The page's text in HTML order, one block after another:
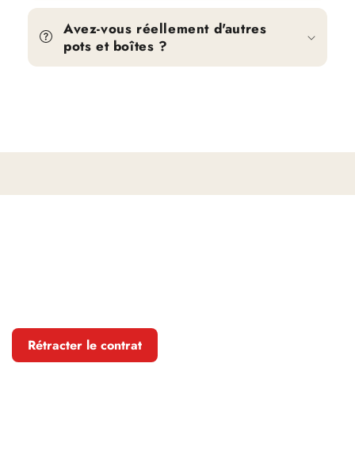
Avez-vous réellement d'autres
pots et boîtes ?
Rétracter le contrat